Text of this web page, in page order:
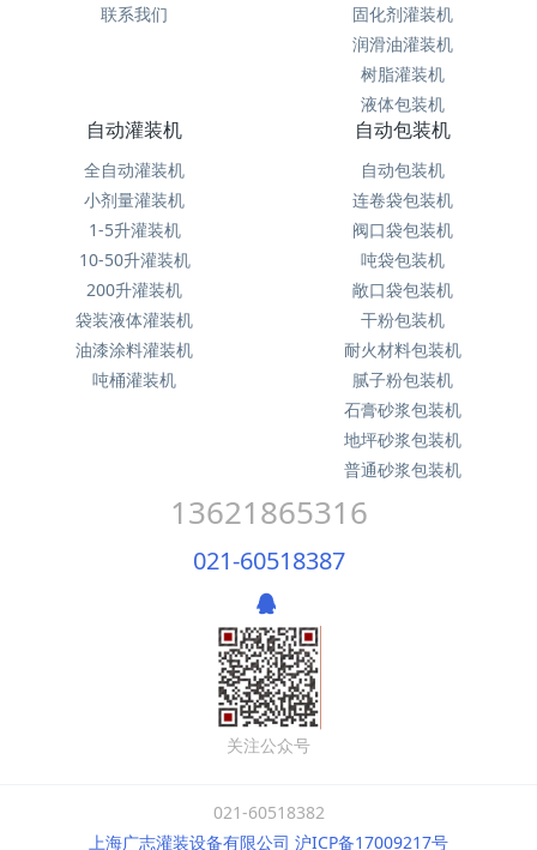
联系我们
固化剂灌装机
润滑油灌装机
树脂灌装机
液体包装机
自动灌装机
全自动灌装机
小剂量灌装机
1-5升灌装机
10-50升灌装机
200升灌装机
袋装液体灌装机
油漆涂料灌装机
吨桶灌装机
自动包装机
自动包装机
连卷袋包装机
阀口袋包装机
吨袋包装机
敞口袋包装机
干粉包装机
耐火材料包装机
腻子粉包装机
石膏砂浆包装机
地坪砂浆包装机
普通砂浆包装机
13621865316
021-60518387
关注公众号
021-60518382
上海广志灌装设备有限公司 沪ICP备17009217号